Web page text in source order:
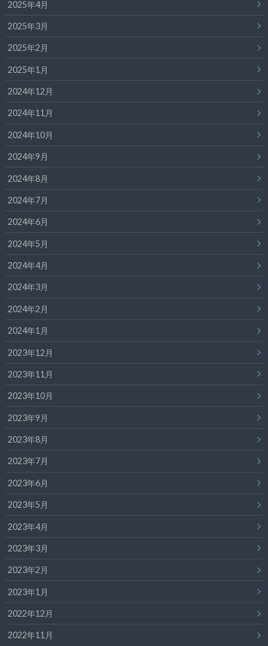
2025年4月
2025年3月
2025年2月
2025年1月
2024年12月
2024年11月
2024年10月
2024年9月
2024年8月
2024年7月
2024年6月
2024年5月
2024年4月
2024年3月
2024年2月
2024年1月
2023年12月
2023年11月
2023年10月
2023年9月
2023年8月
2023年7月
2023年6月
2023年5月
2023年4月
2023年3月
2023年2月
2023年1月
2022年12月
2022年11月